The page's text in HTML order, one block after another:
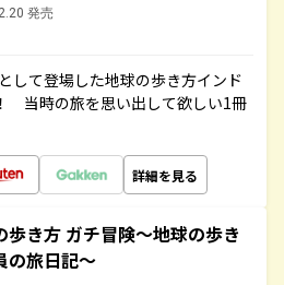
発売
して登場した地球の歩き方インド
当時の旅を思い出して欲しい1冊
詳細を見る
歩き方 ガチ冒険～地球の歩き
の旅日記～